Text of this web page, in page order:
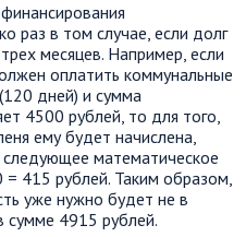
раз в том случае, если долг
месяцев. Например, если
оплатить коммунальные
дней) и сумма
4500 рублей, то для того,
ему будет начислена,
математическое
415 рублей. Таким образом,
уже нужно будет не в
сумме 4915 рублей.